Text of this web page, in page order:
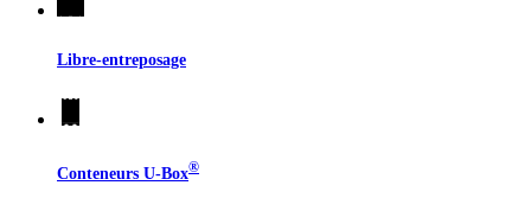
Libre-entreposage
Conteneurs U-Box®